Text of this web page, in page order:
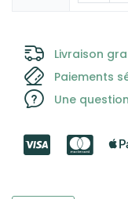
Livraison
Paiements
Une